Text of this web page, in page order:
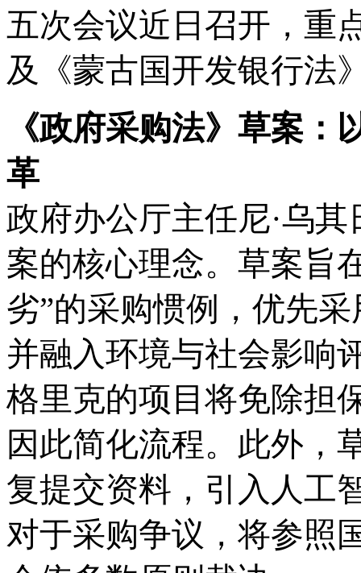
五次会议近日召开，重
及《蒙古国开发银行法
《政府采购法》草案
革
政府办公厅主任尼·乌
案的核心理念。草案旨
劣”的采购惯例，优先
并融入环境与社会影响
格里克的项目将免除担
因此简化流程。此外，
复提交资料，引入人工
对于采购争议，将参照